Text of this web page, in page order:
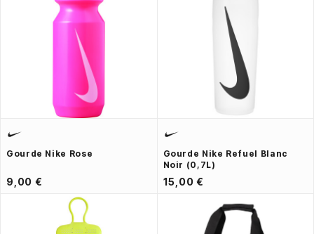
Gourde Nike Rose
9,00 €
Gourde Nike Refuel Blanc
Noir (0,7L)
15,00 €